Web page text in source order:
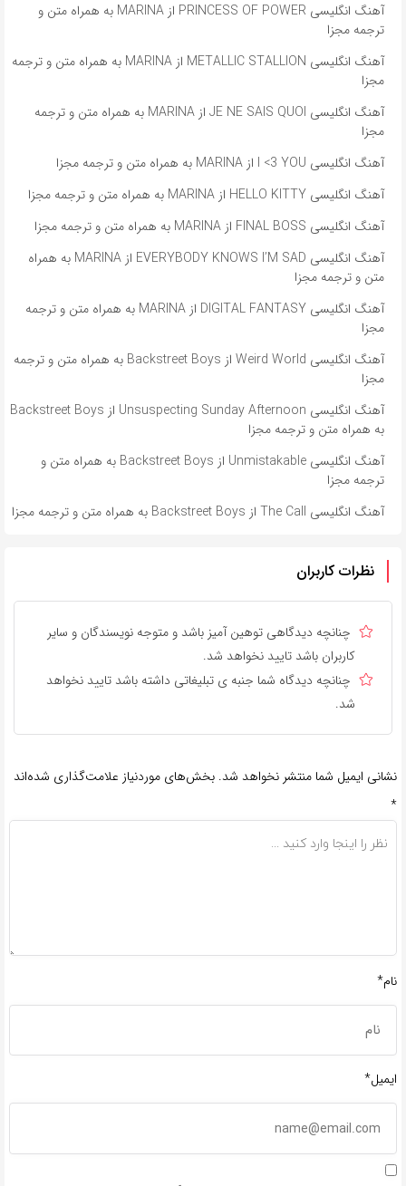
آهنگ انگلیسی PRINCESS OF POWER از MARINA به همراه متن و
ترجمه مجزا
آهنگ انگلیسی METALLIC STALLION از MARINA به همراه متن و ترجمه
مجزا
آهنگ انگلیسی JE NE SAIS QUOI از MARINA به همراه متن و ترجمه
مجزا
آهنگ انگلیسی I <3 YOU از MARINA به همراه متن و ترجمه مجزا
آهنگ انگلیسی HELLO KITTY از MARINA به همراه متن و ترجمه مجزا
آهنگ انگلیسی FINAL BOSS از MARINA به همراه متن و ترجمه مجزا
آهنگ انگلیسی EVERYBODY KNOWS I’M SAD از MARINA به همراه
متن و ترجمه مجزا
آهنگ انگلیسی DIGITAL FANTASY از MARINA به همراه متن و ترجمه
مجزا
آهنگ انگلیسی Weird World از Backstreet Boys به همراه متن و ترجمه
مجزا
آهنگ انگلیسی Unsuspecting Sunday Afternoon از Backstreet Boys
به همراه متن و ترجمه مجزا
آهنگ انگلیسی Unmistakable از Backstreet Boys به همراه متن و
ترجمه مجزا
آهنگ انگلیسی The Call از Backstreet Boys به همراه متن و ترجمه مجزا
نظرات کاربران
چنانچه دیدگاهی توهین آمیز باشد و متوجه نویسندگان و سایر
کاربران باشد تایید نخواهد شد.
چنانچه دیدگاه شما جنبه ی تبلیغاتی داشته باشد تایید نخواهد
شد.
نشانی ایمیل شما منتشر نخواهد شد. بخش‌های موردنیاز علامت‌گذاری شده‌اند
*
نام*
ایمیل*